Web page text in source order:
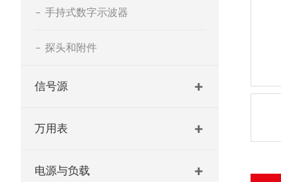
手持式数字示波器
探头和附件
信号源
万用表
电源与负载